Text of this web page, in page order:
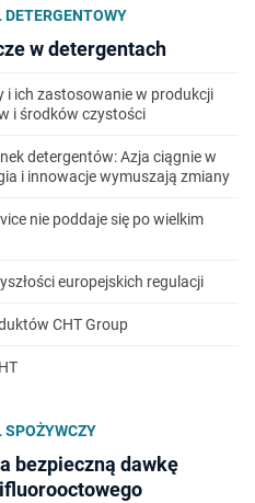
DETERGENTOWY
w detergentach
i ich zastosowanie w produkcji
i środków czystości
detergentów: Azja ciągnie w
i innowacje wymuszają zmiany
nie poddaje się po wielkim
europejskich regulacji
CHT Group
SPOŻYWCZY
bezpieczną dawkę